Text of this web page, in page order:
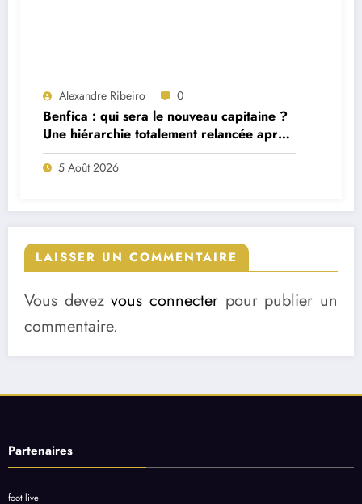
Alexandre Ribeiro 0
Benfica : qui sera le nouveau capitaine ?
Une hiérarchie totalement relancée après
deux départs majeurs
5 Août 2026
LAISSER UN COMMENTAIRE
Vous devezvous connecter pour publier un
commentaire.
Partenaires
foot live